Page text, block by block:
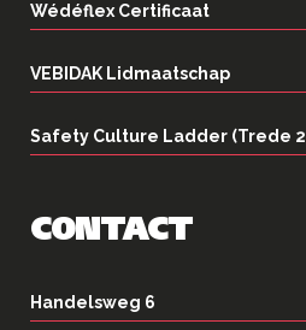
Wédéflex Certificaat
VEBIDAK Lidmaatschap
Safety Culture Ladder (Trede
CONTACT
Handelsweg 6